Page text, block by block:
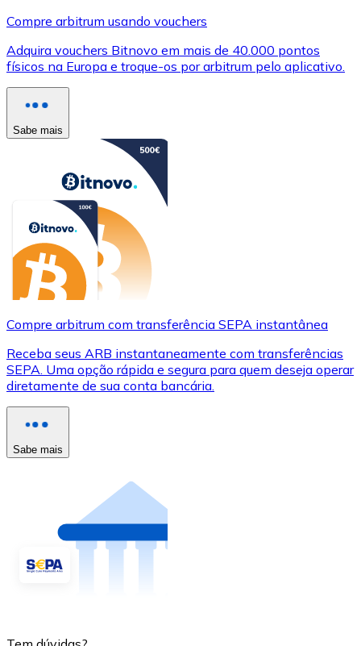
Compre arbitrum usando vouchers
Adquira vouchers Bitnovo em mais de 40.000 pontos
físicos na Europa e troque-os por arbitrum pelo aplicativo.
Sabe mais
Compre arbitrum com transferência SEPA instantânea
Receba seus ARB instantaneamente com transferências
SEPA. Uma opção rápida e segura para quem deseja operar
diretamente de sua conta bancária.
Sabe mais